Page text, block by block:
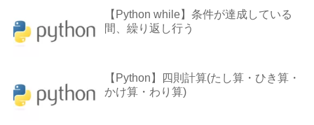
【Python while】条件が達成している
間、繰り返し行う
【Python】四則計算(たし算・ひき算・
かけ算・わり算)